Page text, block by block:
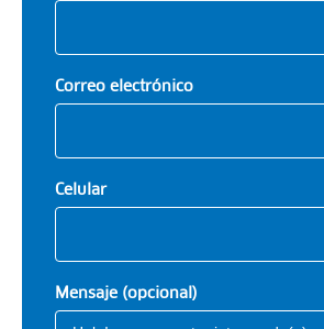
Correo electrónico
Celular
Mensaje (opcional)